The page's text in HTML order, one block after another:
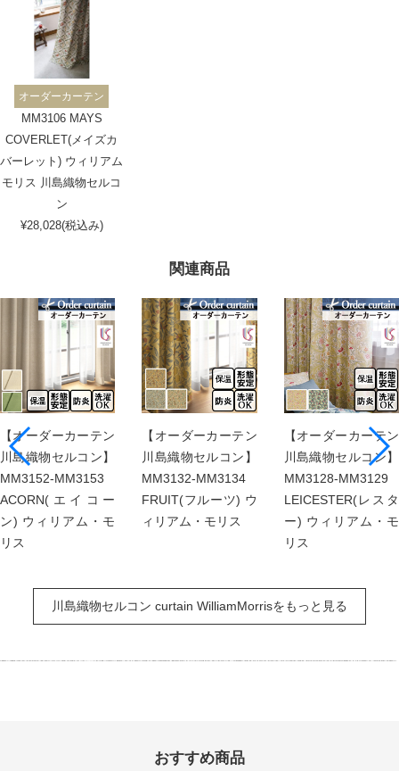
関連商品
【オーダーカーテン
川島織物セルコン】
MM3152-MM3153
ACORN(エイコー
ン) ウィリアム・モ
リス
【オーダーカーテン
川島織物セルコン】
MM3132-MM3134
FRUIT(フルーツ) ウ
ィリアム・モリス
【オーダーカーテン
川島織物セルコン】
MM3128-MM3129
LEICESTER(レスタ
ー) ウィリアム・モ
リス
川島織物セルコン curtain WilliamMorrisをもっと見る
オーダーカーテン
MM3106 MAYS
COVERLET(メイズカ
バーレット) ウィリアム
モリス 川島織物セルコ
ン
¥28,028(税込み)
おすすめ商品